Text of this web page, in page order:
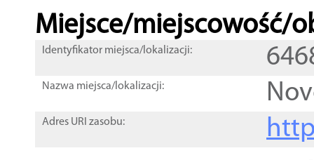
Miejsce/miejscowość/
Identyfikator miejsca/lokalizacji:
Nazwa miejsca/lokalizacji:
Adres URI zasobu: